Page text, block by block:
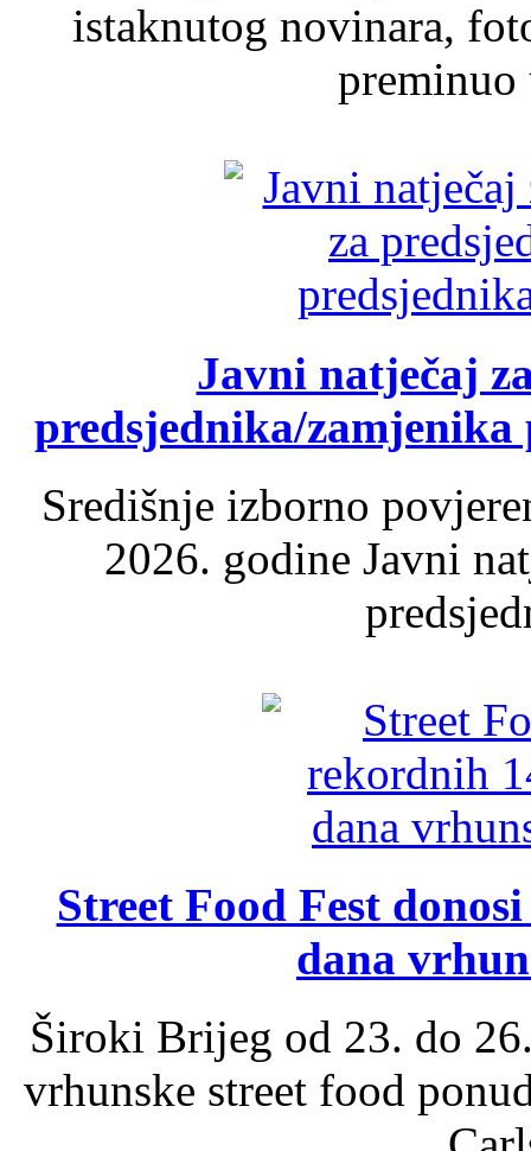
istaknutog novinara,
Javni natječaj
predsjednika/
Središnje izborno
2026. godine Javni
Street Food Fest
dana
Široki Brijeg od 23. do
vrhunske street food